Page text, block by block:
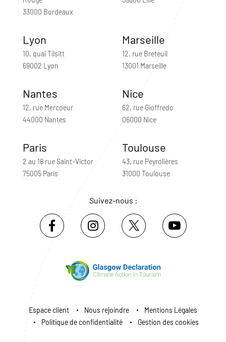
33000 Bordeaux
Lyon
10, quai Tilsitt
69002 Lyon
Marseille
12, rue Breteuil
13001 Marseille
Nantes
12, rue Mercoeur
44000 Nantes
Nice
62, rue Gioffredo
06000 Nice
Paris
2 au 18 rue Saint-Victor
75005 Paris
Toulouse
43, rue Peyrolières
31000 Toulouse
Suivez-nous :
Espace client Nous rejoindre
Mentions Légales
Politique de confidentialité
Gestion des cookies